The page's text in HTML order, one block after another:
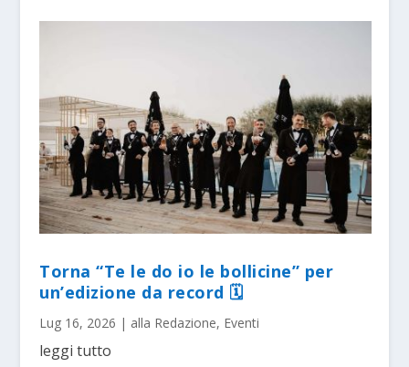
Torna “Te le do io le bollicine” per
un’edizione da record 🗓
Lug 16, 2026 | alla Redazione, Eventi
leggi tutto